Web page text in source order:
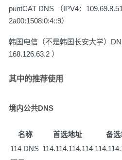
puntCAT DNS （IPV4：
2a00:1508:0:4::9）
韩国电信（不是韩国长安大学）
168.126.63.2 ）
其中的推荐使用
境内公共DNS
名称 首选地址
备
114 DNS 114.114.114.114